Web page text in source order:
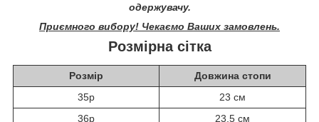
одержувачу.
Приємного вибору! Чекаємо Ваших замовлень.
Розмірна сітка
Розмір
Довжина стопи
35р
23 см
36р
23,5 см